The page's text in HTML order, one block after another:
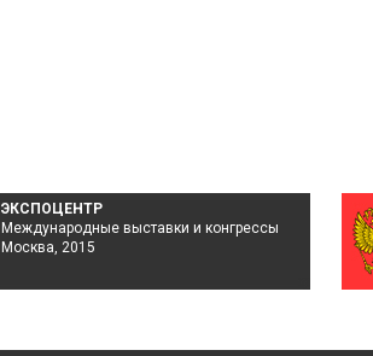
ЭКСПОЦЕНТР
Международные выставки и конгрессы
Москва, 2015